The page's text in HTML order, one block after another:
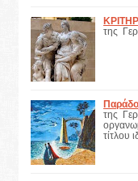
της
της
τίτλου